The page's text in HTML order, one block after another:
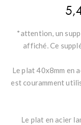
*attention, un
affiché. Ce
Le plat 40x8mm en
est couramment
Le plat en acier